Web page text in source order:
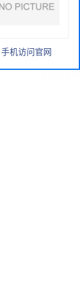
，主
手机访问官网